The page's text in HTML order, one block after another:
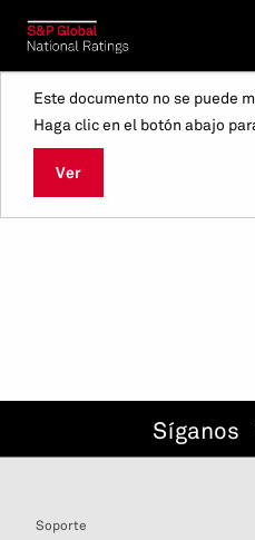
Este documento no se puede
Haga clic en el botón abajo
Ver
Síganos
Soporte